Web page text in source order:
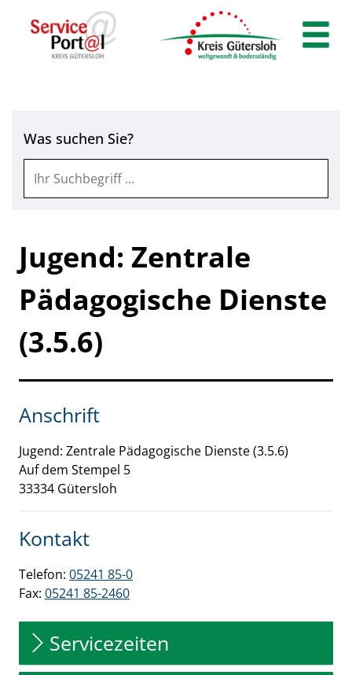
Zum Hauptinhalt springen
Zum Hauptinhalt
Was suchen Sie?
Jugend: Zentrale
Pädagogische Dienste
(3.5.6)
Anschrift
Jugend: Zentrale Pädagogische Dienste (3.5.6)
Auf dem Stempel 5
33334 Gütersloh
Kontakt
Telefon: 05241 85-0
Fax: 05241 85-2460
Servicezeiten